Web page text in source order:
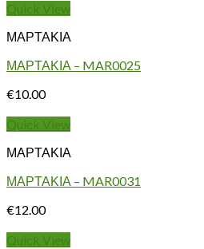
Quick View
ΜΑΡΤΑΚΙΑ
ΜΑΡΤΑΚΙΑ – MAR0025
€10.00
Quick View
ΜΑΡΤΑΚΙΑ
ΜΑΡΤΑΚΙΑ – MAR0031
€12.00
Quick View